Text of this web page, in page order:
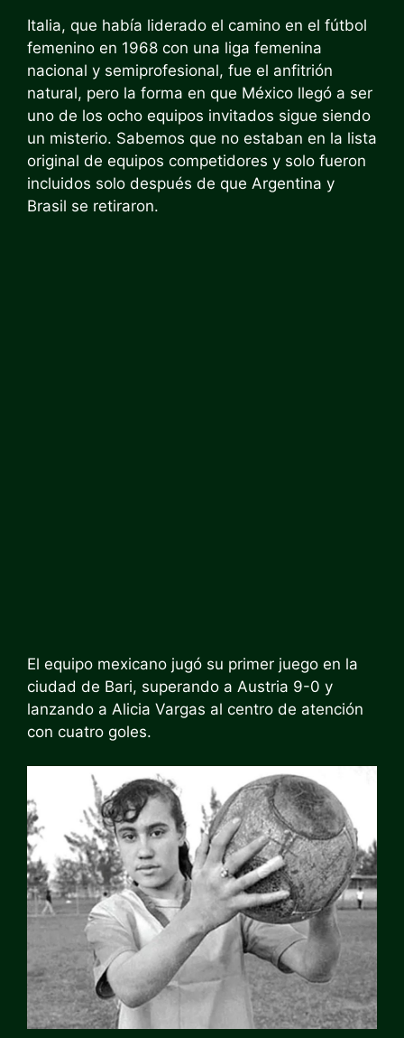
Italia, que había liderado el camino en el fútbol
femenino en 1968 con una liga femenina
nacional y semiprofesional, fue el anfitrión
natural, pero la forma en que México llegó a ser
uno de los ocho equipos invitados sigue siendo
un misterio. Sabemos que no estaban en la lista
original de equipos competidores y solo fueron
incluidos solo después de que Argentina y
Brasil se retiraron.
El equipo mexicano jugó su primer juego en la
ciudad de Bari, superando a Austria 9-0 y
lanzando a Alicia Vargas al centro de atención
con cuatro goles.